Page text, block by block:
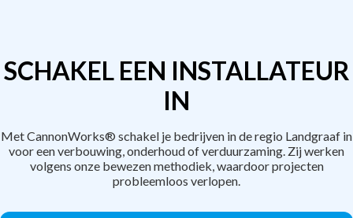
SCHAKEL EEN INSTALLATEUR
IN
Met CannonWorks® schakel je bedrijven in de regio Landgraaf in
voor een verbouwing, onderhoud of verduurzaming. Zij werken
volgens onze bewezen methodiek, waardoor projecten
probleemloos verlopen.